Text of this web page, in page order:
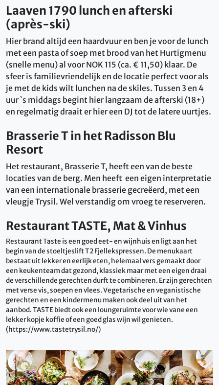
Laaven 1790 lunch en afterski
(après-ski)
Hier brand altijd een haardvuur en ben je voor de lunch
met een pasta of soep met brood van het Hurtigmenu
(snelle menu) al voor NOK 115 (ca. € 11,50) klaar. De
sfeer is familievriendelijk en de locatie perfect voor als
je met de kids wilt lunchen na de skiles. Tussen 3 en 4
uur `s middags begint hier langzaam de afterski (18+)
en regelmatig draait er hier een DJ tot de latere uurtjes.
Brasserie T in het Radisson Blu
Resort
Het restaurant, Brasserie T, heeft een van de beste
locaties van de berg. Men heeft een eigen interpretatie
van een internationale brasserie gecreëerd, met een
vleugje Trysil. Wel verstandig om vroeg te reserveren.
Restaurant TASTE, Mat & Vinhus
Restaurant Taste is een goed eet- en wijnhuis en ligt aan het
begin van de stoeltjeslift T2 Fjellekspressen. De menukaart
bestaat uit lekker en eerlijk eten, helemaal vers gemaakt door
een keukenteam dat gezond, klassiek maar met een eigen draai
de verschillende gerechten durft te combineren. Er zijn gerechten
met verse vis, soepen en vlees. Vegetarische en veganistische
gerechten en een kindermenu maken ook deel uit van het
aanbod. TASTE biedt ook een loungeruimte voor wie vane een
lekker kopje koffie of een goed glas wijn wil genieten.
(https://www.tastetrysil.no/)